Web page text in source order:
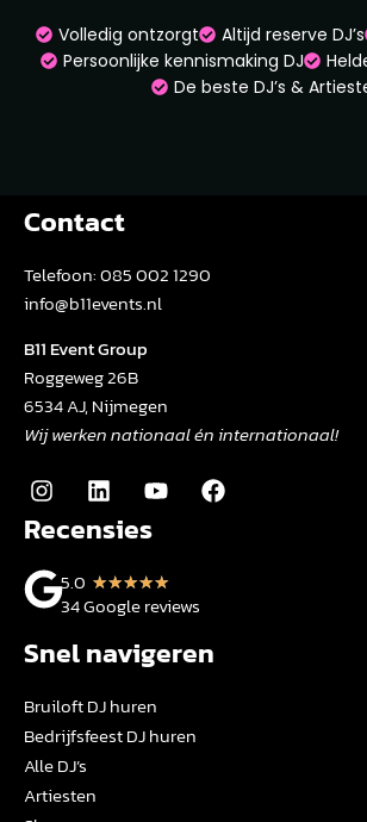
Volledig ontzorgt Altijd reserve DJ’s
Persoonlijke kennismaking DJ
De beste DJ’s &
Contact
Telefoon:085 002 1290
info@b11events.nl
B11 Event Group
Roggeweg 26B
6534 AJ, Nijmegen
Wij werken nationaal én internationaal!
Recensies
5.0 ★★★★★
34 Google reviews
Snel navigeren
Bruiloft DJ huren
Bedrijfsfeest DJ huren
Alle DJ’s
Artiesten